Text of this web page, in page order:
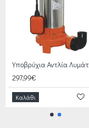
297,99€
Καλάθι